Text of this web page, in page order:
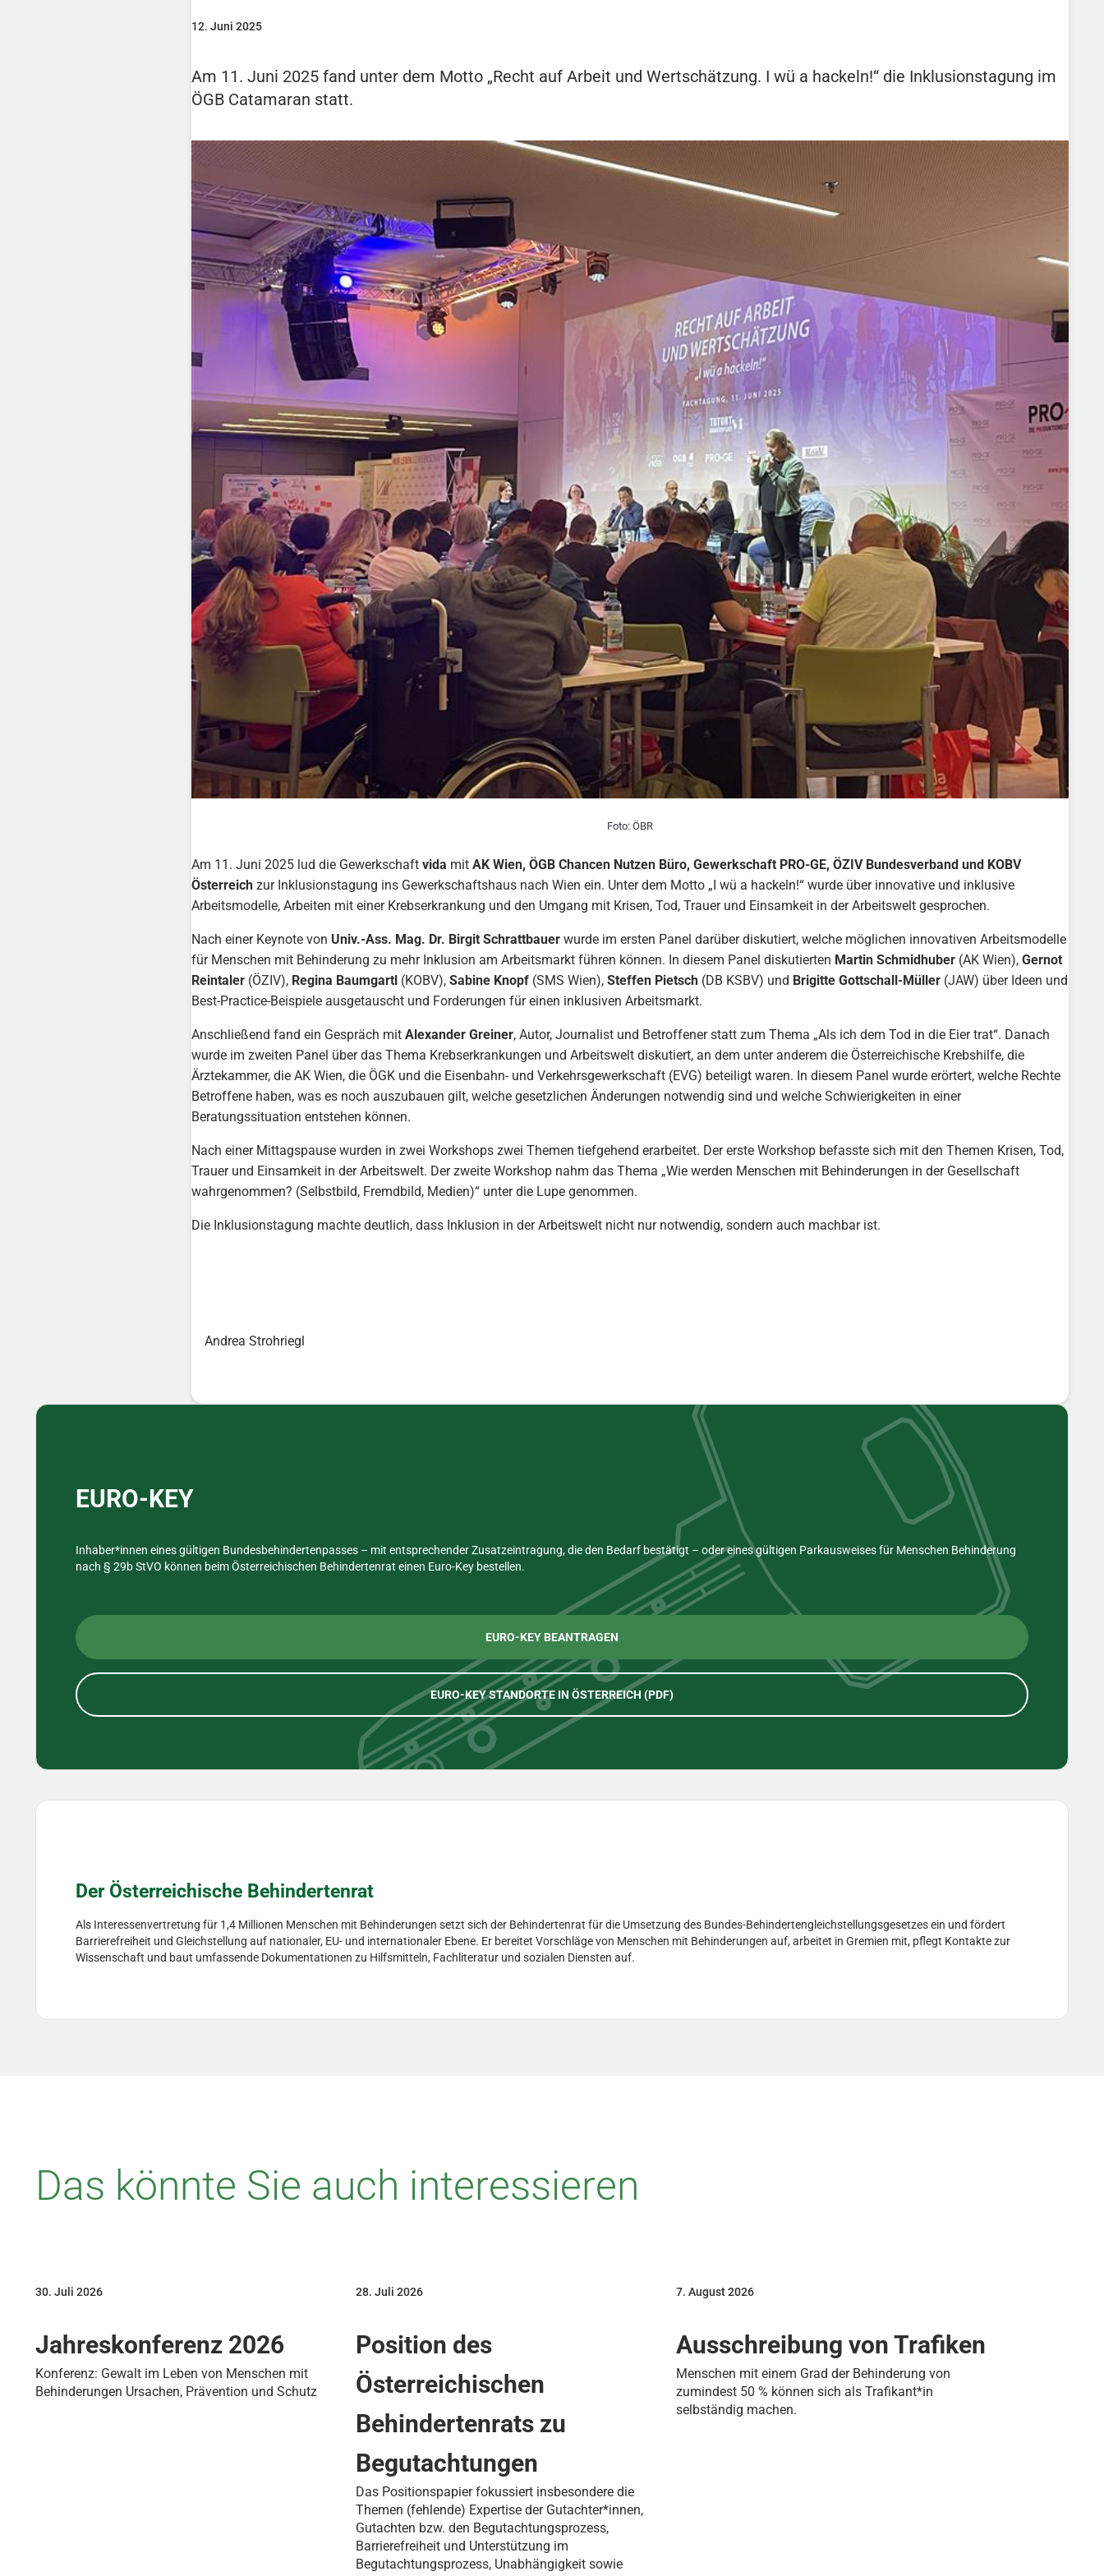
12. Juni 2025
Am 11. Juni 2025 fand unter dem Motto „Recht auf Arbeit und Wertschätzung. I wü a hackeln!“ die Inklusionstagung im
ÖGB Catamaran statt.
Foto: ÖBR
Am 11. Juni 2025 lud die Gewerkschaft vida mit AK Wien, ÖGB Chancen Nutzen Büro, Gewerkschaft PRO-GE, ÖZIV Bundesverband und KOBV
Österreichzur Inklusionstagung ins Gewerkschaftshaus nach Wien ein. Unter dem Motto „I wü a hackeln!“ wurde über innovative und inklusive
Arbeitsmodelle, Arbeiten mit einer Krebserkrankung und den Umgang mit Krisen, Tod, Trauer und Einsamkeit in der Arbeitswelt gesprochen.
Nach einer Keynote von Univ.-Ass. Mag. Dr. Birgit Schrattbauerwurde im ersten Panel darüber diskutiert, welche möglichen innovativen Arbeitsmodelle
für Menschen mit Behinderung zu mehr Inklusion am Arbeitsmarkt führen können. In diesem Panel diskutierten Martin Schmidhuber(AK Wien), Gernot
Reintaler(ÖZIV), Regina Baumgartl(KOBV),Sabine Knopf(SMS Wien), Steffen Pietsch(DB KSBV) und Brigitte Gottschall-Müller(JAW) über Ideen und
Best-Practice-Beispiele ausgetauscht und Forderungen für einen inklusiven Arbeitsmarkt.
Anschließend fand ein Gespräch mit Alexander Greiner, Autor, Journalist und Betroffener statt zum Thema „Als ich dem Tod in die Eier trat“. Danach
wurde im zweiten Panel über das Thema Krebserkrankungen und Arbeitswelt diskutiert, an dem unter anderem die Österreichische Krebshilfe, die
Ärztekammer, die AK Wien, die ÖGK und die Eisenbahn- und Verkehrsgewerkschaft (EVG) beteiligt waren. In diesem Panel wurde erörtert, welche Rechte
Betroffene haben, was es noch auszubauen gilt, welche gesetzlichen Änderungen notwendig sind und welche Schwierigkeiten in einer
Beratungssituation entstehen können.
Nach einer Mittagspause wurden in zwei Workshops zwei Themen tiefgehend erarbeitet. Der erste Workshop befasste sich mit den Themen Krisen, Tod,
Trauer und Einsamkeit in der Arbeitswelt. Der zweite Workshop nahm das Thema „Wie werden Menschen mit Behinderungen in der Gesellschaft
wahrgenommen? (Selbstbild, Fremdbild, Medien)“ unter die Lupe genommen.
Die Inklusionstagung machte deutlich, dass Inklusion in der Arbeitswelt nicht nur notwendig, sondern auch machbar ist.
Andrea Strohriegl
Sidebar
EURO-KEY
Inhaber*innen eines gültigen Bundesbehindertenpasses – mit entsprechender Zusatzeintragung, die den Bedarf bestätigt – oder eines gültigen Parkausweises für Menschen Behinderung
nach § 29b StVO können beim Österreichischen Behindertenrat einen Euro-Key bestellen.
EURO-KEY BEANTRAGEN
EURO-KEY STANDORTE IN ÖSTERREICH (PDF)
Der Österreichische Behindertenrat
Als Interessenvertretung für 1,4 Millionen Menschen mit Behinderungen setzt sich der Behindertenrat für die Umsetzung des Bundes-Behindertengleichstellungsgesetzes ein und fördert
Barrierefreiheit und Gleichstellung auf nationaler, EU- und internationaler Ebene. Er bereitet Vorschläge von Menschen mit Behinderungen auf, arbeitet in Gremien mit, pflegt Kontakte zur
Wissenschaft und baut umfassende Dokumentationen zu Hilfsmitteln, Fachliteratur und sozialen Diensten auf.
Das könnte Sie auch interessieren
Jahreskonferenz 2026
30. Juli 2026
Konferenz: Gewalt im Leben von Menschen mit
Behinderungen Ursachen, Prävention und Schutz
Position des
Österreichischen
Behindertenrats zu
Begutachtungen
28. Juli 2026
Das Positionspapier fokussiert insbesondere die
Themen (fehlende) Expertise der Gutachter*innen,
Gutachten bzw. den Begutachtungsprozess,
Barrierefreiheit und Unterstützung im
Begutachtungsprozess, Unabhängigkeit sowie
Ausschreibung von Trafiken
7. August 2026
Menschen mit einem Grad der Behinderung von
zumindest 50 % können sich als Trafikant*in
selbständig machen.